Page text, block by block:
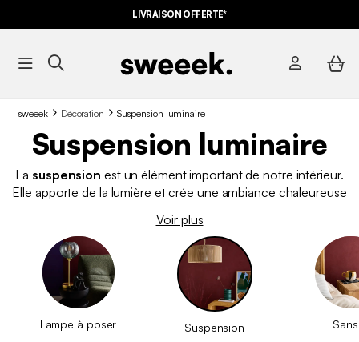
LIVRAISON OFFERTE*
sweeek Décoration Suspension luminaire
Suspension luminaire
La suspension est un élément important de notre intérieur.
Elle apporte de la lumière et crée une ambiance chaleureuse
idéal pour habiller une pièce et lui ajouter de la profondeur.
Nos suspensions luminaires sont disponibles dans des styles
variés pour s’adapter à toutes les décorations et pièces de vie.
Voir plus
Lampe à poser Suspension